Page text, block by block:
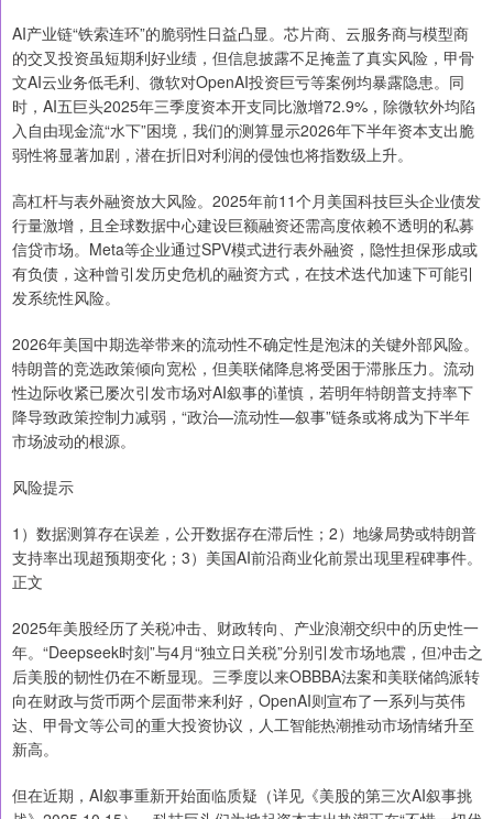
AI产业链“铁索连环”的脆弱性日益凸显。芯片商、云服务商与模型商
的交叉投资虽短期利好业绩，但信息披露不足掩盖了真实风险，甲骨
文AI云业务低毛利、微软对OpenAI投资巨亏等案例均暴露隐患。同
时，AI五巨头2025年三季度资本开支同比激增72.9%，除微软外均陷
入自由现金流“水下”困境，我们的测算显示2026年下半年资本支出脆
弱性将显著加剧，潜在折旧对利润的侵蚀也将指数级上升。
高杠杆与表外融资放大风险。2025年前11个月美国科技巨头企业债发
行量激增，且全球数据中心建设巨额融资还需高度依赖不透明的私募
信贷市场。Meta等企业通过SPV模式进行表外融资，隐性担保形成或
有负债，这种曾引发历史危机的融资方式，在技术迭代加速下可能引
发系统性风险。
2026年美国中期选举带来的流动性不确定性是泡沫的关键外部风险。
特朗普的竞选政策倾向宽松，但美联储降息将受困于滞胀压力。流动
性边际收紧已屡次引发市场对AI叙事的谨慎，若明年特朗普支持率下
降导致政策控制力减弱，“政治—流动性—叙事”链条或将成为下半年
市场波动的根源。
风险提示
1）数据测算存在误差，公开数据存在滞后性；2）地缘局势或特朗普
支持率出现超预期变化；3）美国AI前沿商业化前景出现里程碑事件。
正文
2025年美股经历了关税冲击、财政转向、产业浪潮交织中的历史性一
年。“Deepseek时刻”与4月“独立日关税”分别引发市场地震，但冲击之
后美股的韧性仍在不断显现。三季度以来OBBBA法案和美联储鸽派转
向在财政与货币两个层面带来利好，OpenAI则宣布了一系列与英伟
达、甲骨文等公司的重大投资协议，人工智能热潮推动市场情绪升至
新高。
但在近期，AI叙事重新开始面临质疑（详见《美股的第三次AI叙事挑